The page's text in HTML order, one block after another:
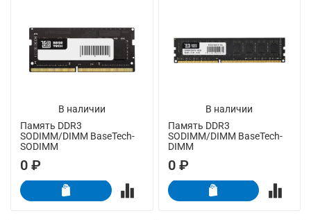
В наличии
Память DDR3
SODIMM/DIMM BaseTech-
SODIMM
0 ₽
В наличии
Память DDR3
SODIMM/DIMM BaseTech-
DIMM
0 ₽